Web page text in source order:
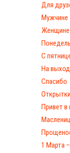
Для
Мужчине
Женщине
С
На
Спасибо
Привет в
1 Марта